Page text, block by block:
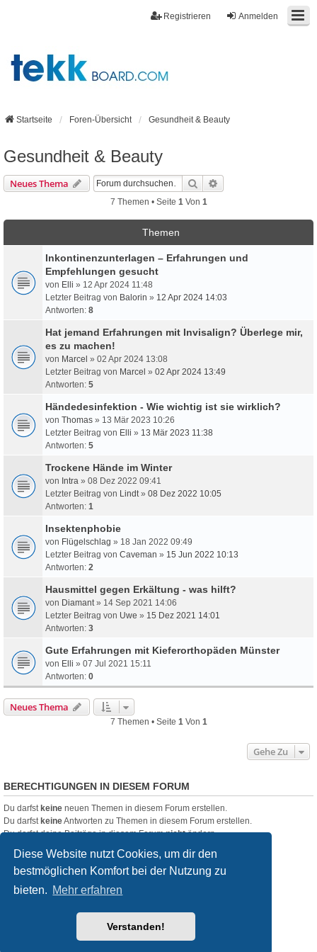
Diese Website nutzt Cookies, um dir den
bestmöglichen Komfort bei der Nutzung zu
bieten. Mehr erfahren
Verstanden!
Anmelden
Registrieren
Startseite Foren-Übersicht Gesundheit & Beauty
Gesundheit & Beauty
Neues Thema Suche
7 Themen • Seite 1Von 1
Themen
Inkontinenzunterlagen – Erfahrungen und
Empfehlungen gesucht
von Elli » 12 Apr 2024 11:48
Letzter Beitrag von Balorin » 12 Apr 2024 14:03
Antworten: 8
Hat jemand Erfahrungen mit Invisalign? Überlege mir,
es zu machen!
von Marcel » 02 Apr 2024 13:08
Letzter Beitrag von Marcel » 02 Apr 2024 13:49
Antworten: 5
Händedesinfektion - Wie wichtig ist sie wirklich?
von Thomas » 13 Mär 2023 10:26
Letzter Beitrag von Elli » 13 Mär 2023 11:38
Antworten: 5
Trockene Hände im Winter
von Intra » 08 Dez 2022 09:41
Letzter Beitrag von Lindt» 08 Dez 2022 10:05
Antworten: 1
Insektenphobie
von Flügelschlag » 18 Jan 2022 09:49
Letzter Beitrag von Caveman » 15 Jun 2022 10:13
Antworten: 2
Hausmittel gegen Erkältung - was hilft?
von Diamant» 14 Sep 2021 14:06
Letzter Beitrag von Uwe » 15 Dez 2021 14:01
Antworten: 3
Gute Erfahrungen mit Kieferorthopäden Münster
von Elli » 07 Jul 2021 15:11
Antworten: 0
Neues Thema
7 Themen • Seite 1Von 1
Gehe Zu
BERECHTIGUNGEN IN DIESEM FORUM
Du darfstkeine neuen Themen in diesem Forum erstellen.
Du darfstkeineAntworten zu Themen in diesem Forum erstellen.
Du darfst deine Beiträge in diesem Forumnichtändern.
Du darfstkeineDateianhänge in diesem Forum erstellen.
Startseite Foren-Übersicht
® Forum Software © phpBB Limited
phpBB.de
created by INVENTEA & v12mike